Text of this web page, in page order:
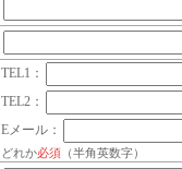
TEL1 ：
TEL2 ：
Eメール ：
どれか必須 （半角英数字）